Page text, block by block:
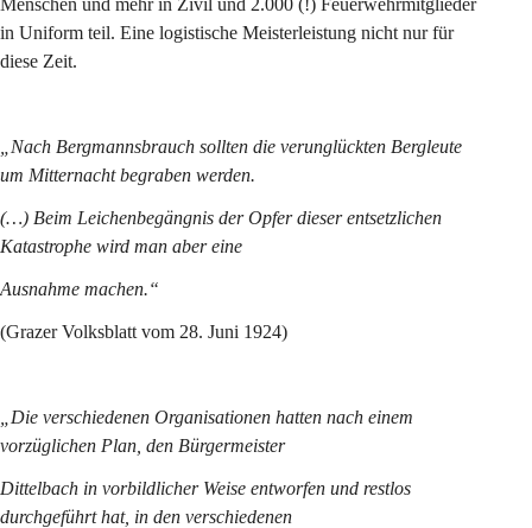
in Uniform teil. Eine logistische Meisterleistung nicht nur für
diese Zeit.
„Nach Bergmannsbrauch sollten die verunglückten Bergleute
um Mitternacht begraben werden.
(…) Beim Leichenbegängnis der Opfer dieser entsetzlichen
Katastrophe wird man aber eine
Ausnahme machen.“
(Grazer Volksblatt vom 28. Juni 1924)
„Die verschiedenen Organisationen hatten nach einem
vorzüglichen Plan, den Bürgermeister
Dittelbach in vorbildlicher Weise entworfen und restlos
durchgeführt hat, in den verschiedenen